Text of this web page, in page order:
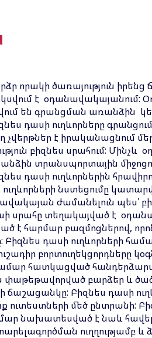
ծառայություն իրենց
է օդանավակայանում:
են գրանցման առանձին
դասի ուղևորները
չվերթներ է իրականացնում
բիզնես սրահում: Մինչև
տրանսպորտային
դասի ուղևորներին
որների նստեցումը
ժամանելուն պես՝
սրահը տեղակայված է
է հարմար բազմոցներով,
Բիզնես դասի ուղևորների
բորտուղեկցորդները
հատկացված
բարձեր և
ճաշացանկը: Բիզնես դասի
ուտեստների մեծ ընտրանի:
նախատեսված է նաև
ուղղությամբ և